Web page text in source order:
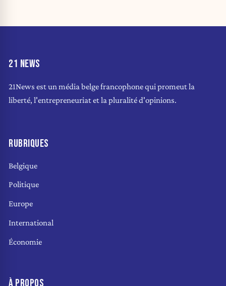
21 NEWS
21News est un média belge francophone qui promeut la
liberté, l'entrepreneuriat et la pluralité d'opinions.
RUBRIQUES
Belgique
Politique
Europe
International
Économie
À PROPOS